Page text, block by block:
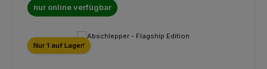
nur online verfügbar
Bildergalerie überspringen
Nur 1 auf Lager!